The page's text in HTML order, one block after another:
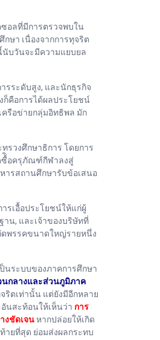
อลที่มีการตรวจพบใน
ษา​ เนื่องจากการทุจริต
นับวันจะมีความแยบยล
รระดับสูง, และนักธุรกิจ
ก็คือการได้ผลประโยชน์
ครือข่ายกลุ่มอิทธิพล​ มัก
รวงศึกษาธิการ​ โดยการ
ซื้ิอครุภัณฑ์กีฬาลงสู่
ารสถานศึกษา​รับข้อเสนอ
รเอื้อประโยชน์ให้แก่ผู้
น, และเจ้าของบริษัทที่
ดพรรคขนาดใหญ่รายหนึ่ง
ป็นระบบของภาคการศึกษา​
นกลางและส่วนภูมิภาค
ริตเท่านั้น​ แต่ยังมีอีกหลาย
นสะท้อนให้เห็นว่า​ การ
งชัดเจนหากปล่อยให้เกิด
ายที่สุด ย่อมส่งผลกระทบ